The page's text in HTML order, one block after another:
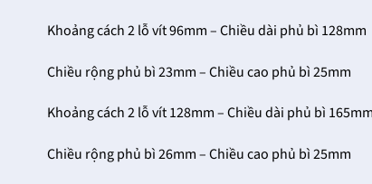
Khoảng cách 2 lỗ vít 96mm – Chiều dài phủ bì 128mm
Chiều rộng phủ bì 23mm – Chiều cao phủ bì 25mm
Khoảng cách 2 lỗ vít 128mm – Chiều dài phủ bì 165mm
Chiều rộng phủ bì 26mm – Chiều cao phủ bì 25mm